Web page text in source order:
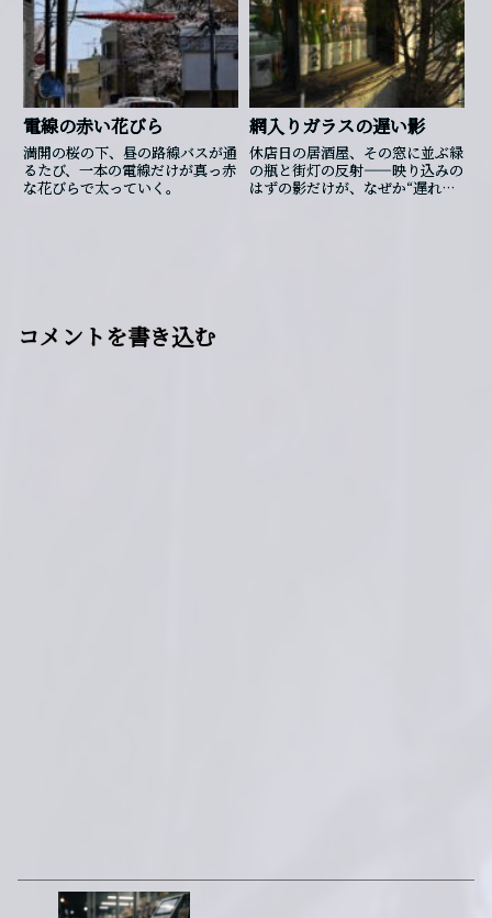
電線の赤い花びら
満開の桜の下、昼の路線バスが通
るたび、一本の電線だけが真っ赤
な花びらで太っていく。
網入りガラスの遅い影
休店日の居酒屋、その窓に並ぶ緑
の瓶と街灯の反射――映り込みの
はずの影だけが、なぜか“遅れ
コメントを書き込む